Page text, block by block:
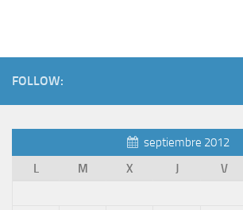
FOLLOW:
septiembre 2012
L
M X J V